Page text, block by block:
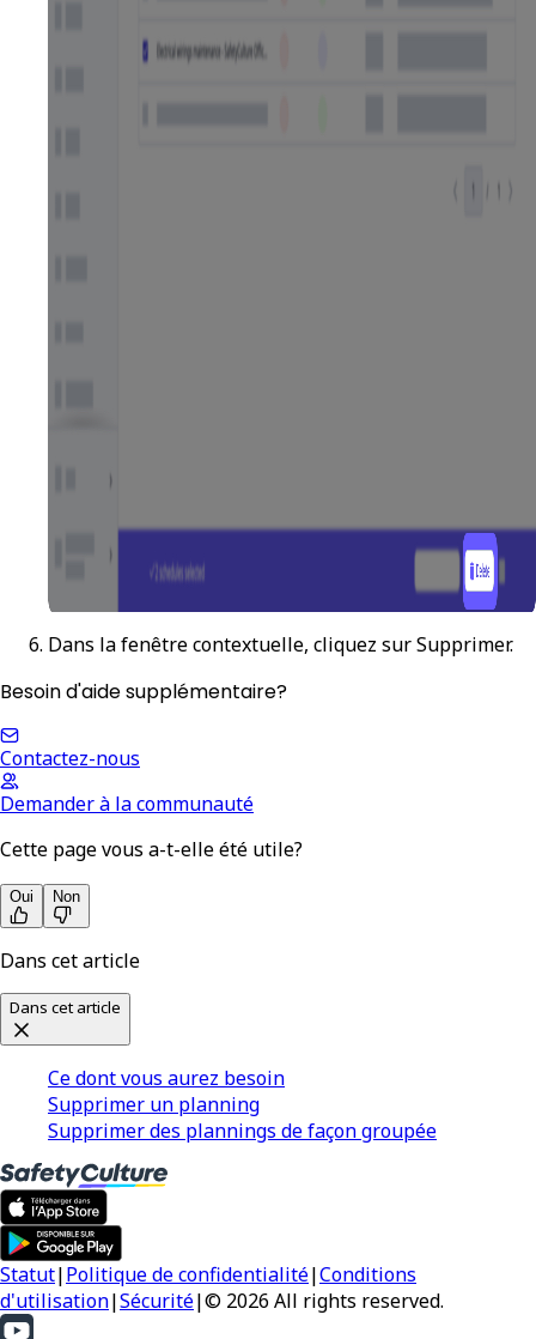
Dans la fenêtre contextuelle, cliquez surSupprimer.
Besoin d'aide supplémentaire?
Contactez-nous
Demander à la communauté
Cette page vous a-t-elle été utile?
Oui Non
Dans cet article
Dans cet article
Ce dont vous aurez besoin
Supprimer un planning
Supprimer des plannings de façon groupée
Statut|Politique de confidentialité|Conditions
d'utilisation|Sécurité|© 2026 All rights reserved.